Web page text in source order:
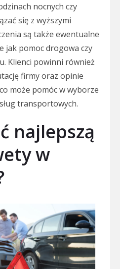
nocnych czy
się z wyższymi
są także ewentualne
jak pomoc drogowa czy
Klienci powinni również
firmy oraz opinie
może pomóc w wyborze
transportowych.
najlepszą
w